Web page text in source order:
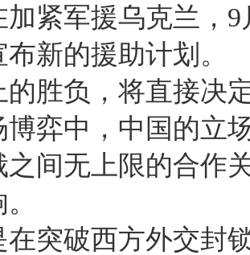
加紧军援乌克兰，
新的援助计划。
的胜负，将直接决
博弈中，中国的立
之间无上限的合作
在突破西方外交封